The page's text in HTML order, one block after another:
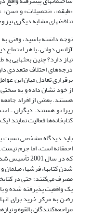
«طبقه»، «تحصیلات» ‌و
تناقضهای مشابه دیگری نیز
توجه داشته باشید، وقتی
آژانس دولتی، یا هر اجتماع
نیاز دارد؟ چنین بحثهایی
درجه‌های اختلاف متعددی
برقراری تعادل میان این
از خود نشان داد‌‌ه و به سختی
هستند. بعضی از افراد
زیرا نو هستند. دیگران ـ
کتابخانه‌ها فعالیت نمایند
باید دیدگاه مشخصی نسبت
احمقانه است، اما جرم
که در سال
شدن کتابها، فرشها،
مصرف می‌کنند؛ حتی در
یک واقعیت پذیرفته شده و
رفتن به مرکز خرید برای
مراجعه‌کنندگان بالقوه و